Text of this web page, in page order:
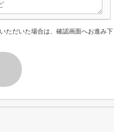
ただいた場合は、確認画面へお進み下